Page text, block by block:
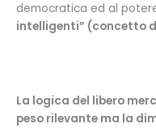
democratica ed al
intelligenti” (concetto
La logica del libero
peso rilevante ma la